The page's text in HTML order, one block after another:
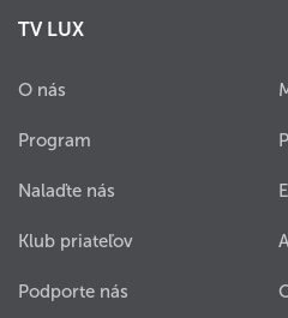
TV LUX
O nás
Program
Nalaďte nás
Klub priateľov
Podporte nás